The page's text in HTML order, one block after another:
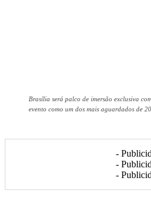
Brasília será palco de imersão exclusiva
evento como um dos mais aguardados de
-
-
-